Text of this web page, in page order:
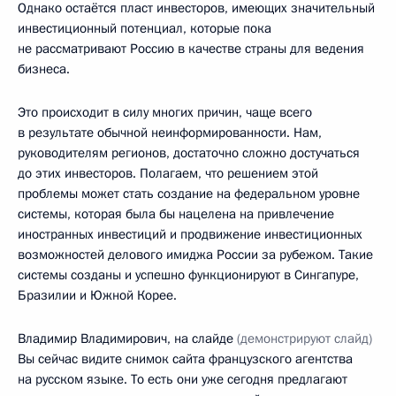
Однако остаётся пласт инвесторов, имеющих значительный
инвестиционный потенциал, которые пока
не рассматривают Россию в качестве страны для ведения
бизнеса.
Это происходит в силу многих причин, чаще всего
в результате обычной неинформированности. Нам,
руководителям регионов, достаточно сложно достучаться
до этих инвесторов. Полагаем, что решением этой
проблемы может стать создание на федеральном уровне
системы, которая была бы нацелена на привлечение
иностранных инвестиций и продвижение инвестиционных
возможностей делового имиджа России за рубежом. Такие
системы созданы и успешно функционируют в Сингапуре,
Бразилии и Южной Корее.
Владимир Владимирович, на слайде (демонстрируют слайд)
Вы сейчас видите снимок сайта французского агентства
на русском языке. То есть они уже сегодня предлагают